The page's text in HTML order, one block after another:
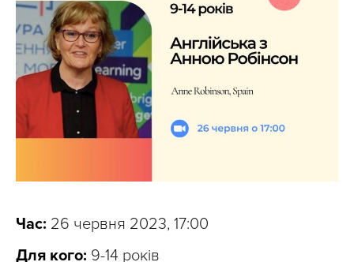
Час: 26 червня 2023, 17:00
Для кого: 9-14 років